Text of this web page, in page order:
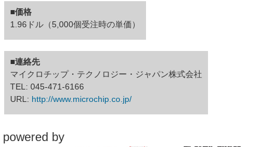
■価格
1.96ドル（5,000個受注時の単価）
■連絡先
マイクロチップ・テクノロジー・ジャパン株式会社
TEL: 045-471-6166
URL: http://www.microchip.co.jp/
powered by